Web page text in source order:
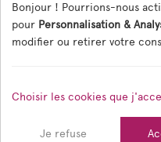
Bonjour ! Pourrions-nous
pour Personnalisation &
modifier ou retirer votre
Choisir les cookies que
Je refuse